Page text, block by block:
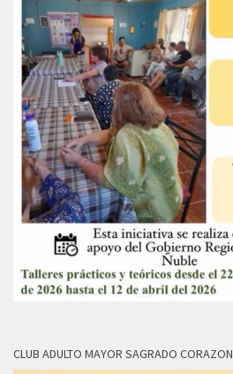
CLUB ADULTO MAYOR SAGRADO CORAZON